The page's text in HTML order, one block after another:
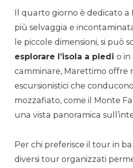
Il quarto giorno è dedicato a
più selvaggia e
le piccole dimensioni, si può
esplorare l’isola a piedi o in
camminare, Marettimo offre
escursionistici che
mozzafiato, come il Monte
una vista panoramica
Per chi preferisce il tour in
diversi tour organizzati